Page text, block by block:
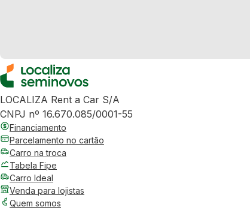
LOCALIZA Rent a Car S/A
CNPJ nº 16.670.085/0001-55
Financiamento
Parcelamento no cartão
Carro na troca
Tabela Fipe
Carro Ideal
Venda para lojistas
Quem somos